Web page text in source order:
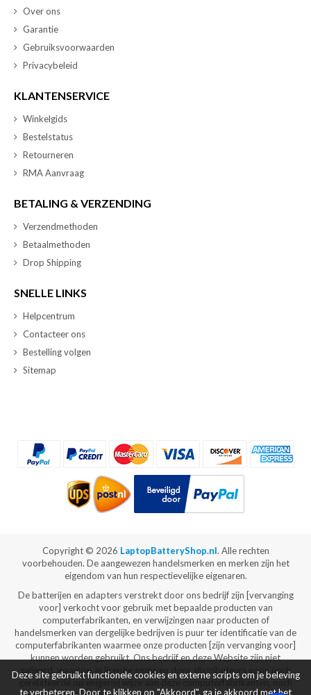
Over ons
Garantie
Gebruiksvoorwaarden
Privacybeleid
KLANTENSERVICE
Winkelgids
Bestelstatus
Retourneren
RMA Aanvraag
BETALING & VERZENDING
Verzendmethoden
Betaalmethoden
Drop Shipping
SNELLE LINKS
Helpcentrum
Contacteer ons
Bestelling volgen
Sitemap
Copyright © 2026 LaptopBatteryShop.nl. Alle rechten
voorbehouden. De aangewezen handelsmerken en merken zijn het
eigendom van hun respectievelijke eigenaren.
De batterijen en adapters verstrekt door ons bedrijf zijn [vervanging
voor] verkocht voor gebruik met bepaalde producten van
computerfabrikanten, en verwijzingen naar producten of
handelsmerken van dergelijke bedrijven is puur ter identificatie van de
computerfabrikanten waarmee onze producten [zijn vervanging voor]
kunnen worden gebruikt. Ons bedrijf en deze Website zijn niet
gelieerd, waartoe, in licentie gegeven door, distributeurs voor, noch
gerelateerde op enigerlei wijze aan deze computerfabrikanten, noch
Deze site gebruikt functionele cookies en externe scripts om je beleving
te verbeteren. Door te klikken op "Akkoord", ga je akkoord met het